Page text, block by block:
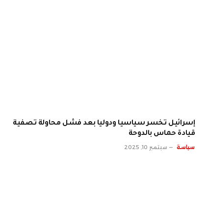
إسرائيل تخسر سياسيا ودوليا بعد فشل محاولة تصفية
قيادة حماس بالدوحة
سياسة سبتمبر 10, 2025